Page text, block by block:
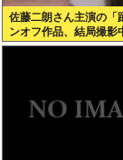
佐藤二朗さん主演の「
ンオフ作品、結局撮影
www